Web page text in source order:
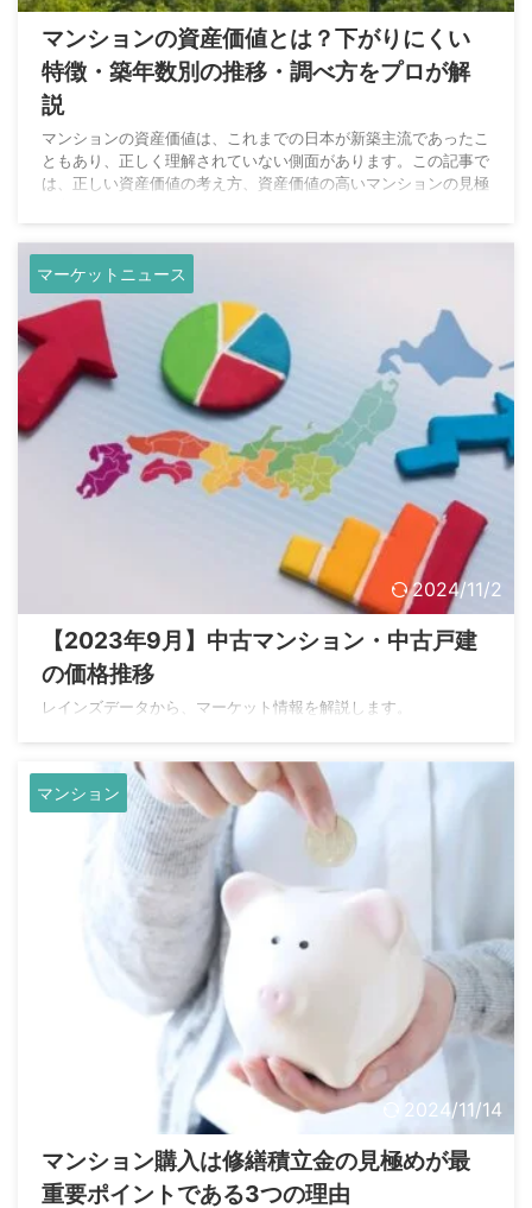
マンションの資産価値とは？下がりにくい
特徴・築年数別の推移・調べ方をプロが解
説
マンションの資産価値は、これまでの日本が新築主流であったこ
ともあり、正しく理解されていない側面があります。この記事で
は、正しい資産価値の考え方、資産価値の高いマンションの見極
マーケットニュース
2024/11/2
【2023年9月】中古マンション・中古戸建
の価格推移
レインズデータから、マーケット情報を解説します。
マンション
2024/11/14
マンション購入は修繕積立金の見極めが最
重要ポイントである3つの理由